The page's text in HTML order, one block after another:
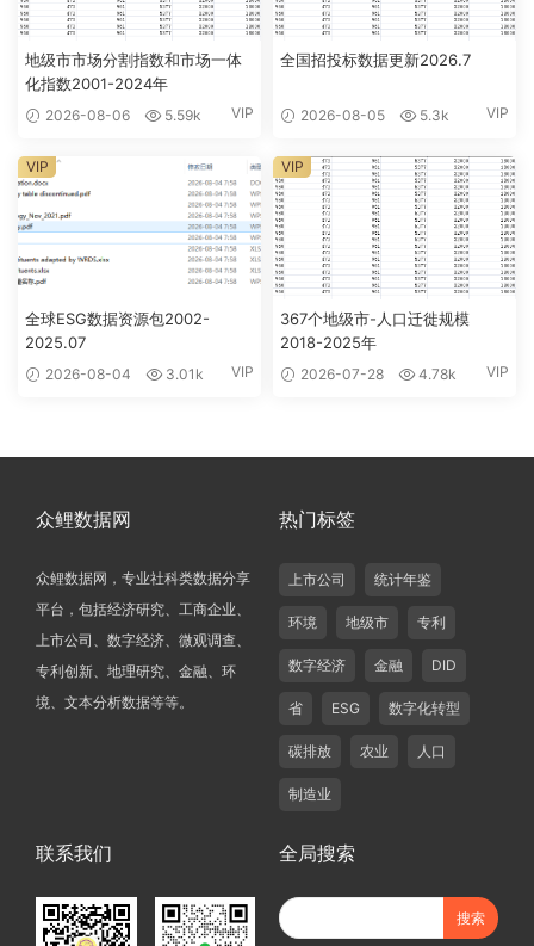
地级市市场分割指数和市场一体
化指数2001-2024年
2026-08-06 5.59k VIP
全国招投标数据更新2026.7
2026-08-05 5.3k VIP
全球ESG数据资源包2002-
2025.07
2026-08-04 3.01k VIP
VIP
367个地级市-人口迁徙规模
2018-2025年
2026-07-28 4.78k VIP
VIP
众鲤数据网
众鲤数据网，专业社科类数据分享
平台，包括经济研究、工商企业、
上市公司、数字经济、微观调查、
专利创新、地理研究、金融、环
境、文本分析数据等等。
热门标签
上市公司 统计年鉴
环境 地级市 专利
数字经济 金融 DID
省 ESG 数字化转型
碳排放 农业 人口
制造业
联系我们 全局搜索